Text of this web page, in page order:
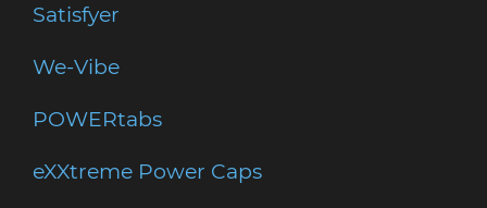
Satisfyer
We-Vibe
POWERtabs
eXXtreme Power Caps